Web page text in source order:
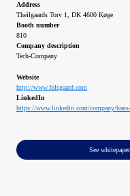
Address
Theilgaards Torv 1, DK 4600 Køge
Booth number
810
Company description
Tech-Company
Website
http://www.folsgaard.com
LinkedIn
https://www.linkedin.com/company/
See